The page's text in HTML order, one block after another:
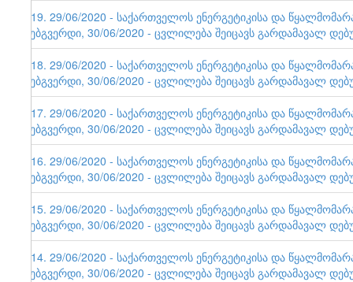
119. 29/06/2020 - საქართველოს ენერგეტიკისა და
ვებგვერდი, 30/06/2020 - ცვლილება შეიცავს გარდამავალ
118. 29/06/2020 - საქართველოს ენერგეტიკისა და
ვებგვერდი, 30/06/2020 - ცვლილება შეიცავს გარდამავალ
117. 29/06/2020 - საქართველოს ენერგეტიკისა და
ვებგვერდი, 30/06/2020 - ცვლილება შეიცავს გარდამავალ
116. 29/06/2020 - საქართველოს ენერგეტიკისა და
ვებგვერდი, 30/06/2020 - ცვლილება შეიცავს გარდამავალ
115. 29/06/2020 - საქართველოს ენერგეტიკისა და
ვებგვერდი, 30/06/2020 - ცვლილება შეიცავს გარდამავალ
114. 29/06/2020 - საქართველოს ენერგეტიკისა და
ვებგვერდი, 30/06/2020 - ცვლილება შეიცავს გარდამავალ